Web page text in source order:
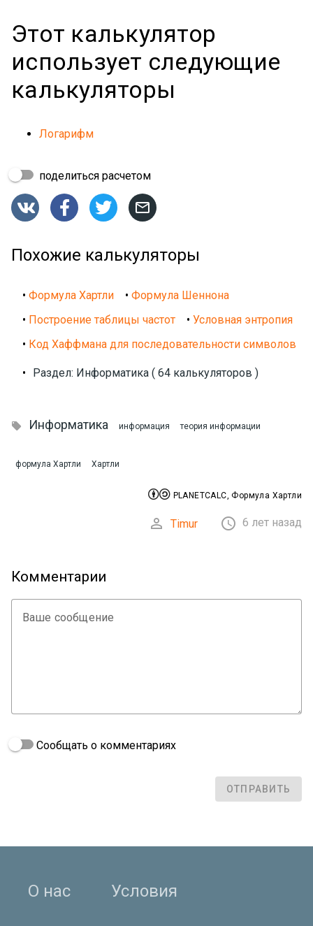
Этот калькулятор
использует следующие
калькуляторы
Логарифм
поделиться расчетом
   
Похожие калькуляторы
• Формула Хартли • Формула Шеннона
• Построение таблицы частот • Условная энтропия
• Код Хаффмана для последовательности символов
• Раздел: Информатика ( 64 калькуляторов )
 Информатика информация теория информации
формула Хартли Хартли
 PLANETCALC, Формула Хартли
 Timur  6 лет назад
Комментарии
Ваше сообщение
Сообщать о комментариях
ОТПРАВИТЬ
О нас Условия